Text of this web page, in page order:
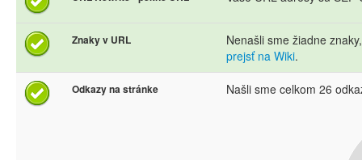
Znaky v URL
Nenašli sme žiadne
prejsť na Wiki.
Odkazy na stránke Našli sme celkom 26